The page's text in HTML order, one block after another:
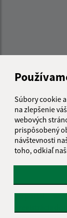
Súbory cookie
na zlepšenie
webových
prispôsobený
návštevnosti
toho, odkiaľ
Vytvorené v
web portál